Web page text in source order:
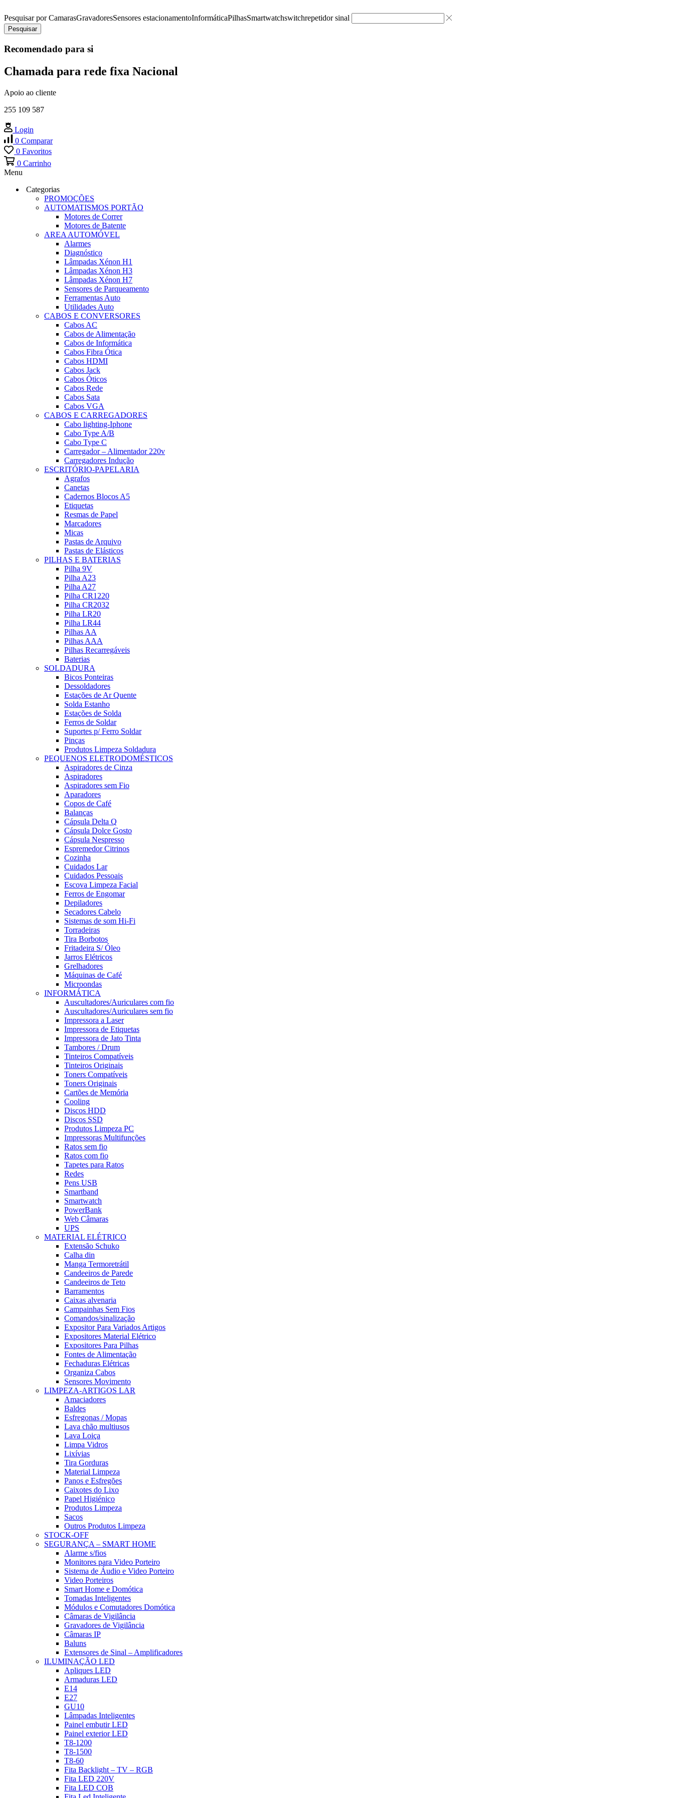
Pesquisar porCamarasGravadoresSensores estacionamentoInformáticaPilhasSmartwatchswitchrepetidor sinal
Pesquisar
Recomendado para si
Chamada para rede fixa Nacional
Apoio ao cliente
255 109 587
Login
0 Comparar
0 Favoritos
0 Carrinho
Menu
Categorias
PROMOÇÕES
AUTOMATISMOS PORTÃO
Motores de Correr
Motores de Batente
AREA AUTOMÓVEL
Alarmes
Diagnóstico
Lâmpadas Xénon H1
Lâmpadas Xénon H3
Lâmpadas Xénon H7
Sensores de Parqueamento
Ferramentas Auto
Utilidades Auto
CABOS E CONVERSORES
Cabos AC
Cabos de Alimentação
Cabos de Informática
Cabos Fibra Ótica
Cabos HDMI
Cabos Jack
Cabos Óticos
Cabos Rede
Cabos Sata
Cabos VGA
CABOS E CARREGADORES
Cabo lighting-Iphone
Cabo Type A/B
Cabo Type C
Carregador – Alimentador 220v
Carregadores Indução
ESCRITÓRIO-PAPELARIA
Agrafos
Canetas
Cadernos Blocos A5
Etiquetas
Resmas de Papel
Marcadores
Micas
Pastas de Arquivo
Pastas de Elásticos
PILHAS E BATERIAS
Pilha 9V
Pilha A23
Pilha A27
Pilha CR1220
Pilha CR2032
Pilha LR20
Pilha LR44
Pilhas AA
Pilhas AAA
Pilhas Recarregáveis
Baterias
SOLDADURA
Bicos Ponteiras
Dessoldadores
Estações de Ar Quente
Solda Estanho
Estações de Solda
Ferros de Soldar
Suportes p/ Ferro Soldar
Pinças
Produtos Limpeza Soldadura
PEQUENOS ELETRODOMÉSTICOS
Aspiradores de Cinza
Aspiradores
Aspiradores sem Fio
Aparadores
Copos de Café
Balanças
Cápsula Delta Q
Cápsula Dolce Gosto
Cápsula Nespresso
Espremedor Citrinos
Cozinha
Cuidados Lar
Cuidados Pessoais
Escova Limpeza Facial
Ferros de Engomar
Depiladores
Secadores Cabelo
Sistemas de som Hi-Fi
Torradeiras
Tira Borbotos
Fritadeira S/ Óleo
Jarros Elétricos
Grelhadores
Máquinas de Café
Microondas
INFORMÁTICA
Auscultadores/Auriculares com fio
Auscultadores/Auriculares sem fio
Impressora a Laser
Impressora de Etiquetas
Impressora de Jato Tinta
Tambores / Drum
Tinteiros Compatíveis
Tinteiros Originais
Toners Compatíveis
Toners Originais
Cartões de Memória
Cooling
Discos HDD
Discos SSD
Produtos Limpeza PC
Impressoras Multifunções
Ratos sem fio
Ratos com fio
Tapetes para Ratos
Redes
Pens USB
Smartband
Smartwatch
PowerBank
Web Câmaras
UPS
MATERIAL ELÉTRICO
Extensão Schuko
Calha din
Manga Termoretrátil
Candeeiros de Parede
Candeeiros de Teto
Barramentos
Caixas alvenaria
Campainhas Sem Fios
Comandos/sinalização
Expositor Para Variados Artigos
Expositores Material Elétrico
Expositores Para Pilhas
Fontes de Alimentação
Fechaduras Elétricas
Organiza Cabos
Sensores Movimento
LIMPEZA-ARTIGOS LAR
Amaciadores
Baldes
Esfregonas / Mopas
Lava chão multiusos
Lava Loiça
Limpa Vidros
Lixívias
Tira Gorduras
Material Limpeza
Panos e Esfregões
Caixotes do Lixo
Papel Higiénico
Produtos Limpeza
Sacos
Outros Produtos Limpeza
STOCK-OFF
SEGURANÇA – SMART HOME
Alarme s/fios
Monitores para Video Porteiro
Sistema de Áudio e Video Porteiro
Video Porteiros
Smart Home e Domótica
Tomadas Inteligentes
Módulos e Comutadores Domótica
Câmaras de Vigilância
Gravadores de Vigilância
Câmaras IP
Baluns
Extensores de Sinal – Amplificadores
ILUMINAÇÃO LED
Apliques LED
Armaduras LED
E14
E27
GU10
Lâmpadas Inteligentes
Painel embutir LED
Painel exterior LED
T8-1200
T8-1500
T8-60
Fita Backlight – TV – RGB
Fita LED 220V
Fita LED COB